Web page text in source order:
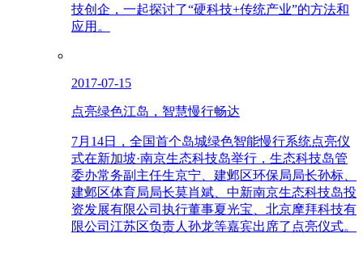
技创企，一起探讨了“硬科技+传统产业”的方法和
应用。
2017-07-15
点亮绿色江岛，智慧慢行畅达
7月14日，全国首个岛城绿色智能慢行系统点亮仪
式在新加坡·南京生态科技岛举行，生态科技岛管
委办常务副主任生京宁、建邺区环保局局长孙标、
建邺区体育局局长莫肖斌、中新南京生态科技岛投
资发展有限公司执行董事夏光宝、北京摩拜科技有
限公司江苏区负责人孙龙等嘉宾出席了点亮仪式。